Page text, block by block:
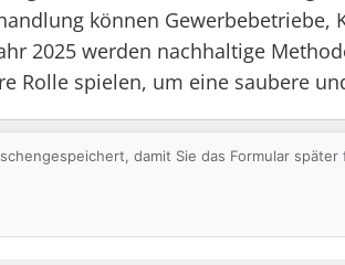
können
2025 werden nachhaltige
Rolle spielen, um eine saubere
damit Sie das Formular